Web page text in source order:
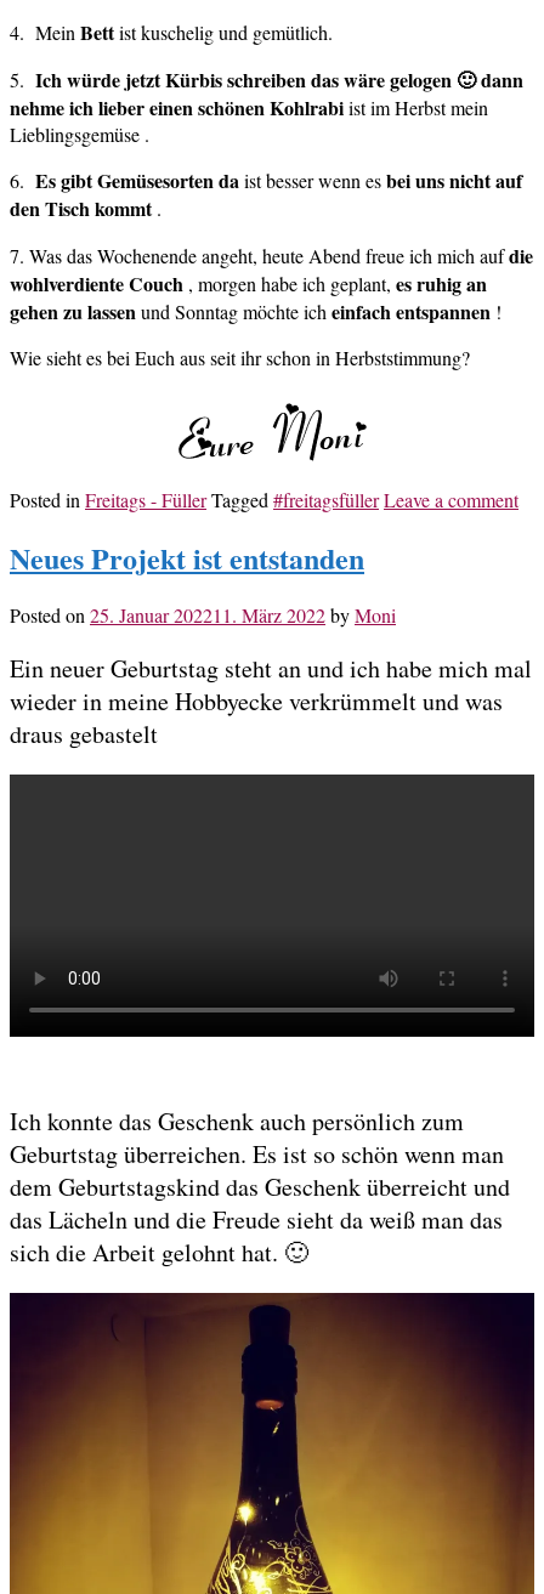
4. Mein Bettist kuschelig und gemütlich.
5. Ich würde jetzt Kürbis schreiben das wäre gelogen 🙂 dann
nehme ich lieber einen schönen Kohlrabiist im Herbst mein
Lieblingsgemüse .
6. Es gibt Gemüsesorten daist besser wenn esbei uns nicht auf
den Tisch kommt.
7. Was das Wochenende angeht, heute Abend freue ich mich aufdie
wohlverdiente Couch , morgen habe ich geplant, es ruhig an
gehen zu lassenund Sonntag möchte ich einfach entspannen !
Wie sieht es bei Euch aus seit ihr schon in Herbststimmung?
Posted in Freitags - FüllerTagged #freitagsfüllerLeave a comment
Neues Projekt ist entstanden
Posted on25. Januar 202211. März 2022byMoni
Ein neuer Geburtstag steht an und ich habe mich mal
wieder in meine Hobbyecke verkrümmelt und was
draus gebastelt
Ich konnte das Geschenk auch persönlich zum
Geburtstag überreichen. Es ist so schön wenn man
dem Geburtstagskind das Geschenk überreicht und
das Lächeln und die Freude sieht da weiß man das
sich die Arbeit gelohnt hat. 🙂